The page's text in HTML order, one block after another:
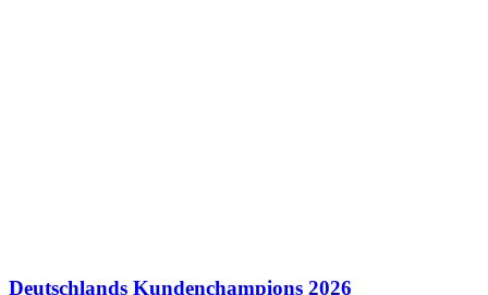
Deutschlands Kundenchampions 2026